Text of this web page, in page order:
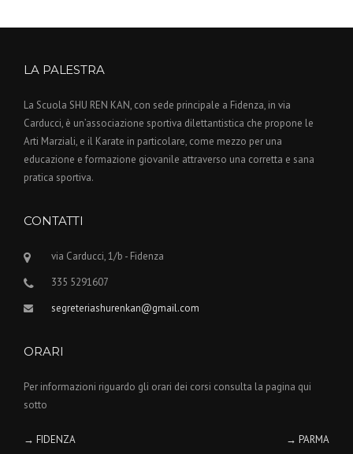
LA PALESTRA
La Scuola SHU REN KAN, con sede principale a Fidenza, in via
Carducci, è un’associazione sportiva dilettantistica che propone le
Arti Marziali, e il Karate in particolare, come mezzo per una
educazione e formazione giovanile attraverso una corretta e sana
pratica sportiva.
CONTATTI
via Carducci, 1/b - Fidenza
335 5291607
segreteriashurenkan@gmail.com
ORARI
Per informazioni riguardo gli orari dei corsi consulta la pagina qui
sotto
→ FIDENZA → PARMA